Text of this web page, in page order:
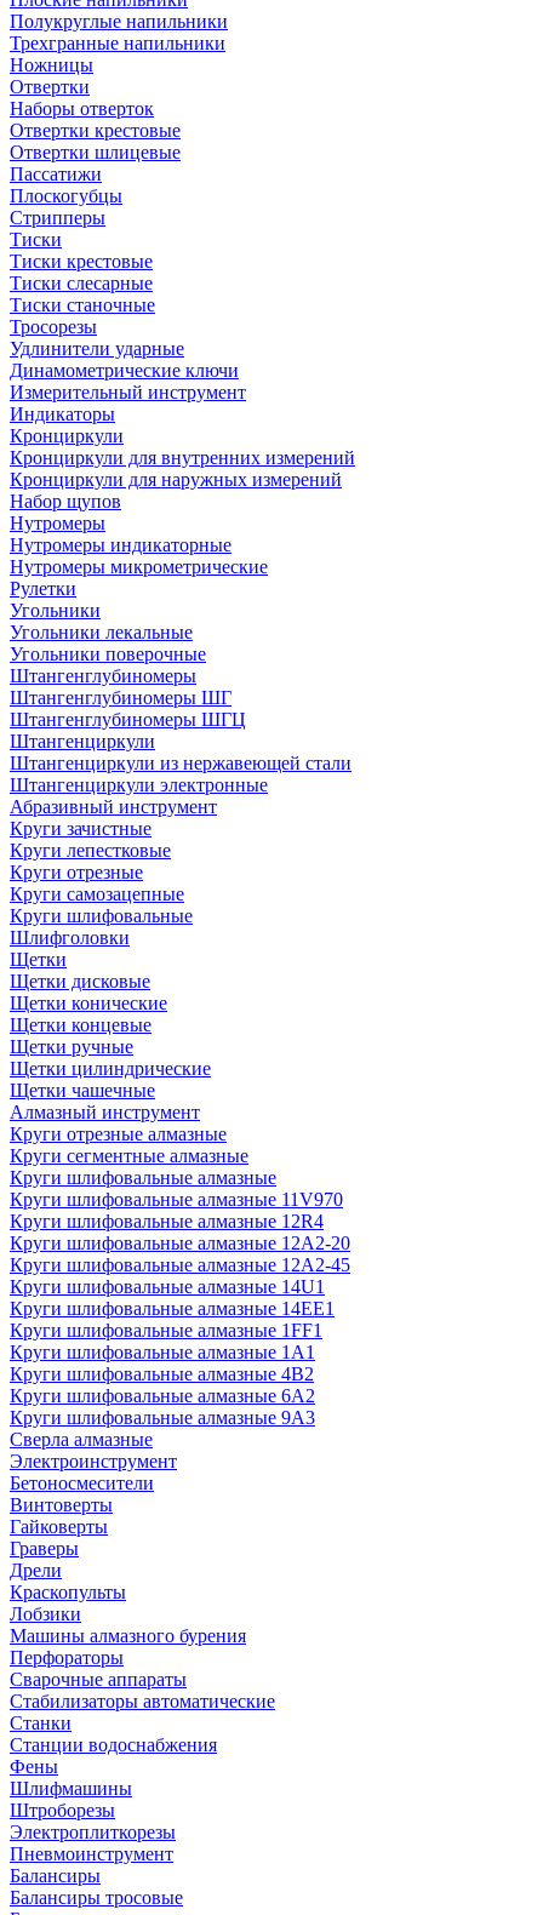
Полукруглые напильники
Трехгранные напильники
Ножницы
Отвертки
Наборы отверток
Отвертки крестовые
Отвертки шлицевые
Пассатижи
Плоскогубцы
Стрипперы
Тиски
Тиски крестовые
Тиски слесарные
Тиски станочные
Тросорезы
Удлинители ударные
Динамометрические ключи
Измерительный инструмент
Индикаторы
Кронциркули
Кронциркули для внутренних измерений
Кронциркули для наружных измерений
Набор щупов
Нутромеры
Нутромеры индикаторные
Нутромеры микрометрические
Рулетки
Угольники
Угольники лекальные
Угольники поверочные
Штангенглубиномеры
Штангенглубиномеры ШГ
Штангенглубиномеры ШГЦ
Штангенциркули
Штангенциркули из нержавеющей стали
Штангенциркули электронные
Абразивный инструмент
Круги зачистные
Круги лепестковые
Круги отрезные
Круги самозацепные
Круги шлифовальные
Шлифголовки
Щетки
Щетки дисковые
Щетки конические
Щетки концевые
Щетки ручные
Щетки цилиндрические
Щетки чашечные
Алмазный инструмент
Круги отрезные алмазные
Круги сегментные алмазные
Круги шлифовальные алмазные
Круги шлифовальные алмазные 11V970
Круги шлифовальные алмазные 12R4
Круги шлифовальные алмазные 12А2-20
Круги шлифовальные алмазные 12А2-45
Круги шлифовальные алмазные 14U1
Круги шлифовальные алмазные 14ЕЕ1
Круги шлифовальные алмазные 1FF1
Круги шлифовальные алмазные 1А1
Круги шлифовальные алмазные 4В2
Круги шлифовальные алмазные 6A2
Круги шлифовальные алмазные 9А3
Сверла алмазные
Электроинструмент
Бетоносмесители
Винтоверты
Гайковерты
Граверы
Дрели
Краскопульты
Лобзики
Машины алмазного бурения
Перфораторы
Сварочные аппараты
Стабилизаторы автоматические
Станки
Станции водоснабжения
Фены
Шлифмашины
Штроборезы
Электроплиткорезы
Пневмоинструмент
Балансиры
Балансиры тросовые